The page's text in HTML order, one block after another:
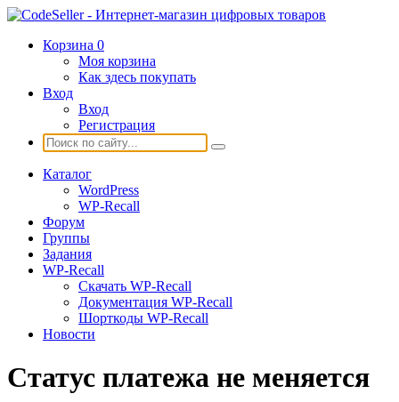
Корзина 0
Моя корзина
Как здесь покупать
Вход
Вход
Регистрация
Каталог
WordPress
WP-Recall
Форум
Группы
Задания
WP-Recall
Скачать WP-Recall
Документация WP-Recall
Шорткоды WP-Recall
Новости
Статус платежа не меняется